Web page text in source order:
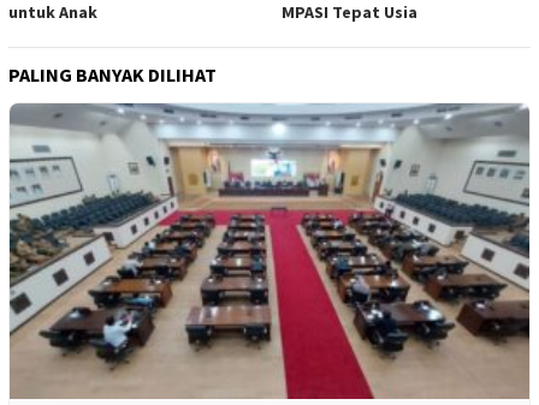
untuk Anak
MPASI Tepat Usia
PALING BANYAK DILIHAT